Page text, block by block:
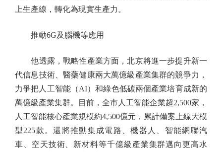
上生產線，轉化為現實生產力。
推動6G及腦機等應用
他透露，戰略性產業方面，北京將進一步提升新一
代信息技術、醫藥健康兩大萬億級產業集群的競爭力，
力爭把人工智能（AI）和綠色低碳兩個產業培育成新的
萬億級產業集群。目前，全市人工智能企業超2,500家，
人工智能核心產業規模約4,500億元，累計備案上線大模
型225款。還將推動集成電路、機器人、智能網聯汽
車、空天技術、新材料等千億級產業集群邁向更高水